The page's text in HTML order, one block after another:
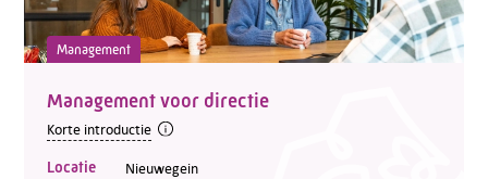
Management
Management voor directie
Korte introductie
Locatie Nieuwegein